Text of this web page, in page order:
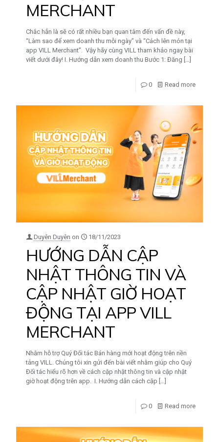
MERCHANT
Chắc hẳn là sẽ có rất nhiều bạn quan tâm đến vấn đề này,
“Làm sao để xem doanh thu mỗi ngày” và “Cách lên món tại
app VILL Merchant”. Vậy hãy cùng VILL tham khảo ngay bài
viết dưới đây! I. Hướng dẫn xem doanh thu Bước 1: Đăng
0 Read more
Duyên Duyên on 18/11/2023
HƯỚNG DẪN CẬP
NHẬT THÔNG TIN VÀ
CẬP NHẬT GIỜ HOẠT
ĐỘNG TẠI APP VILL
MERCHANT
Nhằm hỗ trợ Quý Đối tác Bán hàng mới hoạt động trên nền
tảng VILL. Chúng tôi xin gửi đến bài viết nhằm giúp cho Quý
Đối tác hiểu rõ hơn về cách cập nhật thông tin và cập nhật
giờ hoạt động trên app. I. Hướng dẫn cách cập
0 Read more